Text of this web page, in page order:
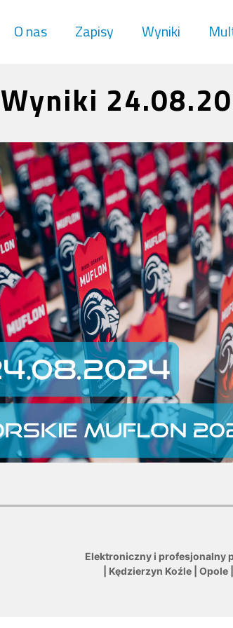
O nas Zapisy Wyniki
Wyniki
Elektroniczny i profesjonalny
| Kędzierzyn Koźle |